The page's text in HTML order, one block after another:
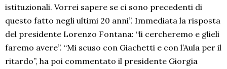
istituzionali. Vorrei sapere se ci sono precedenti di
questo fatto negli ultimi 20 anni”. Immediata la risposta
del presidente Lorenzo Fontana: “li cercheremo e glieli
faremo avere”. “Mi scuso con Giachetti e con l’Aula per il
ritardo”, ha poi commentato il presidente Giorgia